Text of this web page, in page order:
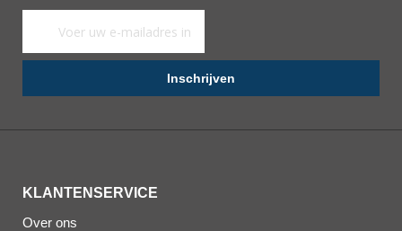
op
Inschrijven
KLANTENSERVICE
Over ons